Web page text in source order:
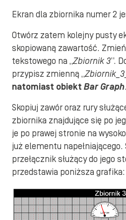
Ekran dla zbiornika numer 2
Otwórz zatem kolejny pusty
skopiowaną zawartość.
tekstowego na „Zbiornik 3”.
przypisz zmienną „
natomiast obiekt Bar Graph.
Skopiuj zawór oraz rury
zbiornika znajdujące się po
je po prawej stronie na
już elementu napełniającego.
przełącznik służący do jego
przedstawia poniższa grafika: